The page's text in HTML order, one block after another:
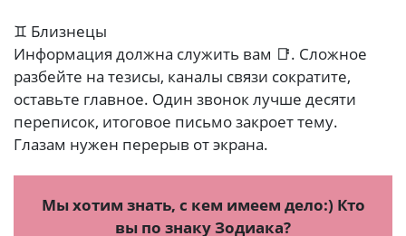
♊ Близнецы
Информация должна служить вам 📑. Сложное
разбейте на тезисы, каналы связи сократите,
оставьте главное. Один звонок лучше десяти
переписок, итоговое письмо закроет тему.
Глазам нужен перерыв от экрана.
Мы хотим знать, с кем имеем дело:) Кто
вы по знаку Зодиака?